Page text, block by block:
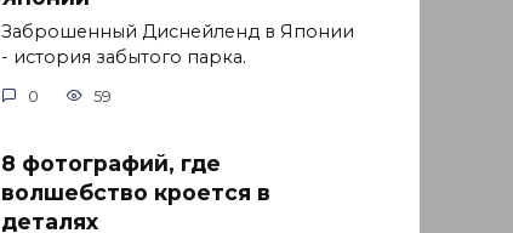
Заброшенный Диснейленд в Японии
- история забытого парка.
0 59
8 фотографий, где
волшебство кроется в
деталях